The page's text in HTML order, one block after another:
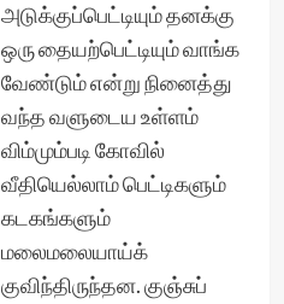
அடுக்குப்பெட்டியும் தனக்கு
ஒரு தையற்பெட்டியும் வாங்க
வேண்டும் என்று நினைத்து
வந்த வளுடைய உள்ளம்
விம்மும்படி கோவில்
வீதியெல்லாம் பெட்டிகளும்
கடகங்களும்
மலைமலையாய்க்
குவிந்திருந்தன. குஞ்சுப்